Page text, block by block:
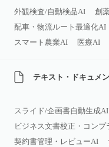
外観検査/自動検品AI
創
配車・物流ルート最適化AI
スマート農業AI
医療AI
テキスト・ドキュメ
スライド/企画書自動生成AI
ビジネス文書校正・コン
契約書管理・レビューAI